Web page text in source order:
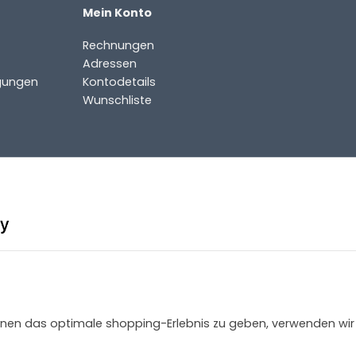
Mein Konto
Rechnungen
Adressen
Kontodetails
Wunschliste
das optimale shopping-Erlebnis zu geben, verwenden wir